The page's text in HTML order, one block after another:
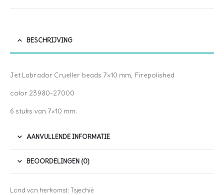
BESCHRIJVING
Jet Labrador Crueller beads 7×10 mm, Firepolished
color 23980-27000
6 stuks van 7×10 mm.
AANVULLENDE INFORMATIE
BEOORDELINGEN (0)
Land van herkomst: Tsjechië